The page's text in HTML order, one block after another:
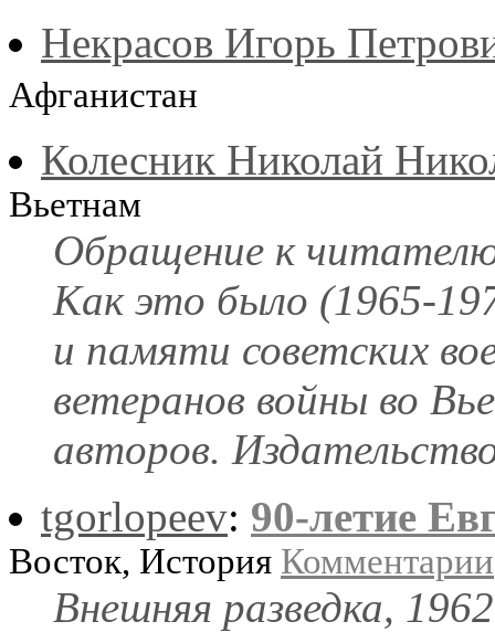
Некрасов Игорь
Афганистан
Колесник Николай
Вьетнам
Обращение к
Как это было (1965-
и памяти советских
ветеранов войны во
авторов.
tgorlopeev: 90-летие
Восток, История Комментарии
Внешняя разведка,